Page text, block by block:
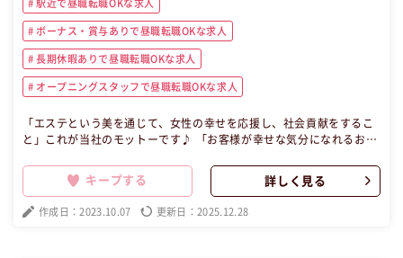
駅近で昼職転職OKな求人
ボーナス・賞与ありで昼職転職OKな求人
長期休暇ありで昼職転職OKな求人
オープニングスタッフで昼職転職OKな求人
「エステという美を通じて、女性の幸せを応援し、社会貢献をするこ
と」これが当社のモットーです♪ 「お客様が幸せな気分になれるお
したいと考えています。 これを貫くべく、企業理念の真・善・美、
「真」とは正しいこと、「善」とは善きこと「美」とは美しいものの
ことを取り組んでいます。 【昼職・転職・求人】 この昼職求人は大阪
府堺市南区正社員エステの昼職へ転職したい方の求人です。
キープする 詳しく見る
作成日：2023.10.07 更新日：2025.12.28